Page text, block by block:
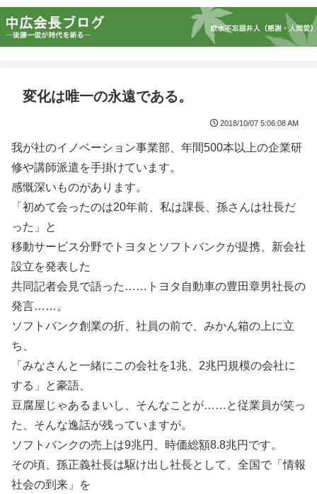
変化は唯一の永遠である。
2018/10/07 5:06:08 AM
我が社のイノベーション事業部、年間500本以上の企業研
修や講師派遣を手掛けています。
感慨深いものがあります。
「初めて会ったのは20年前、私は課長、孫さんは社長だ
った」と
移動サービス分野でトヨタとソフトバンクが提携、新会社
設立を発表した
共同記者会見で語った……トヨタ自動車の豊田章男社長の
発言……。
ソフトバンク創業の折、社員の前で、みかん箱の上に立
ち、
「みなさんと一緒にこの会社を1兆、2兆円規模の会社に
する」と豪語、
豆腐屋じゃあるまいし、そんなことが……と従業員が笑っ
た、そんな逸話が残っていますが。
ソフトバンクの売上は9兆円、時価総額8.8兆円です。
その頃、孫正義社長は駆け出し社長として、全国で「情報
社会の到来」を